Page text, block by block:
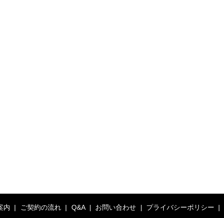
内 ご契約の流れ Q&A お問い合わせ プライバシーポリシー